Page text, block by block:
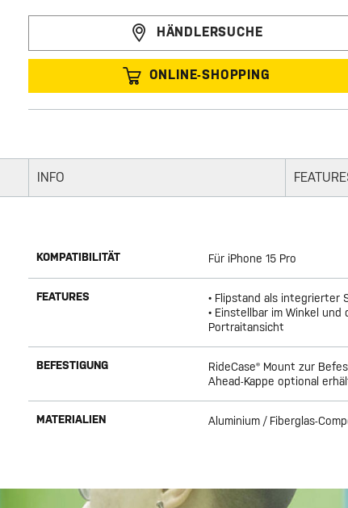
HÄNDLERSUCHE
ONLINE-SHOPPING
INFO
KOMPATIBILITÄT Für iPhone 15 Pro
FEATURES
• Flipstand als integrierter
• Einstellbar im Winkel
Portraitansicht
BEFESTIGUNG
RideCase® Mount zur
Ahead-Kappe optional
MATERIALIEN Aluminium / Fiberglas-